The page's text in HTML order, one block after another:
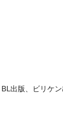
出版、ビリケ